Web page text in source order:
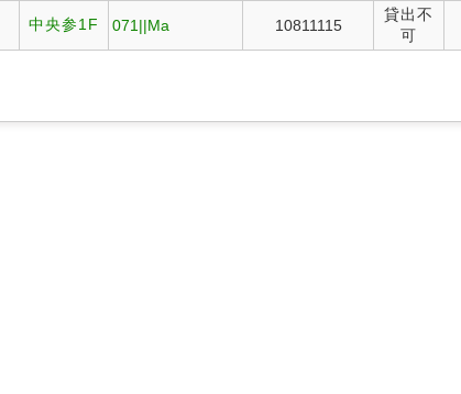
中央参1F 071||Ma 10811115
貸出不
可